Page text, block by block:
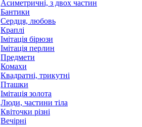
Асиметричні, з двох частин
Бантики
Сердця, любовь
Краплі
Імітація бірюзи
Імітація перлин
Предмети
Комахи
Квадратні, трикутні
Пташки
Імітація золота
Люди, частини тіла
Квіточки різні
Вечірні